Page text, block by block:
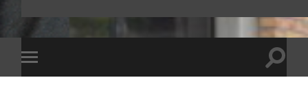
Toggle
mobile
Toggle